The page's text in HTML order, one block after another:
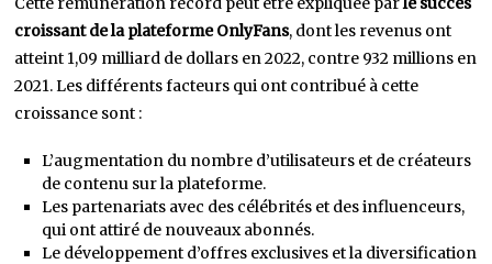
croissant de la plateforme OnlyFans, dont les revenus ont
atteint 1,09 milliard de dollars en 2022, contre 932 millions en
2021. Les différents facteurs qui ont contribué à cette
croissance sont :
L’augmentation du nombre d’utilisateurs et de créateurs
de contenu sur la plateforme.
Les partenariats avec des célébrités et des influenceurs,
qui ont attiré de nouveaux abonnés.
Le développement d’offres exclusives et la diversification